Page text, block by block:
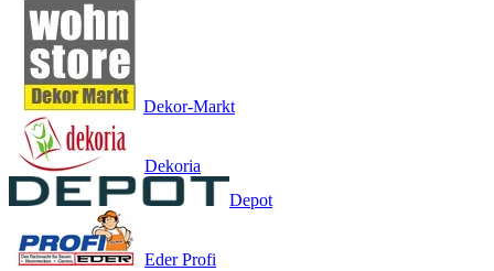
Dekor-Markt
Dekoria
Depot
Eder Profi